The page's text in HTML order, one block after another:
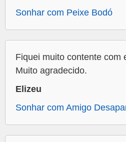
Sonhar com Peixe Bodó
Fiquei muito contente com
Muito agradecido.
Elizeu
Sonhar com Amigo